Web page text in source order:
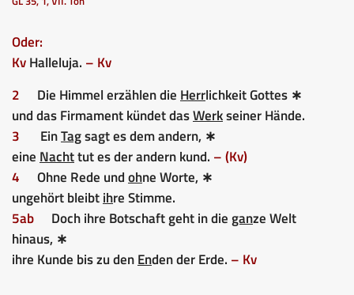
Oder:
KvHalleluja. – Kv
2
Die Himmel erzählen die Herrlichkeit Gottes ∗
und das Firmament kündet dasWerkseiner Hände.
3
EinTagsagt es dem andern, ∗
eine Nachttut es der andern kund. – (Kv)
4
Ohne Rede undohne Worte, ∗
ungehört bleibtihre Stimme.
5ab
Doch ihre Botschaft geht in dieganze Welt
hinaus, ∗
ihre Kunde bis zu denEnden der Erde. – Kv